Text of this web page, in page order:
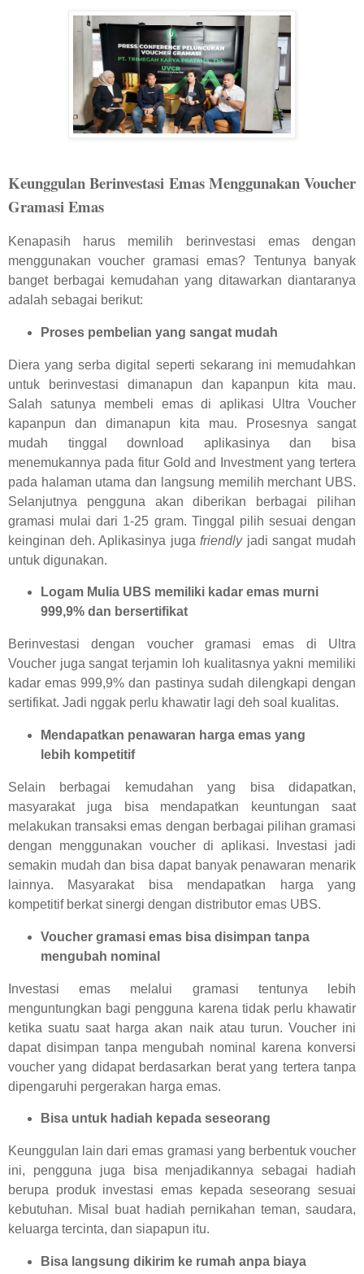
Keunggulan Berinvestasi Emas Menggunakan Voucher
Gramasi Emas
Kenapasih harus memilih berinvestasi emas dengan
menggunakan voucher gramasi emas? Tentunya banyak
banget berbagai kemudahan yang ditawarkan diantaranya
adalah sebagai berikut:
Proses pembelian yang sangat mudah
Diera yang serba digital seperti sekarang ini memudahkan
untuk berinvestasi dimanapun dan kapanpun kita mau.
Salah satunya membeli emas di aplikasi Ultra Voucher
kapanpun dan dimanapun kita mau. Prosesnya sangat
mudah tinggal download aplikasinya dan bisa
menemukannya pada fitur Gold and Investment yang tertera
pada halaman utama dan langsung memilih merchant UBS.
Selanjutnya pengguna akan diberikan berbagai pilihan
gramasi mulai dari 1-25 gram. Tinggal pilih sesuai dengan
keinginan deh. Aplikasinya jugafriendlyjadi sangat mudah
untuk digunakan.
Logam Mulia UBS memiliki kadar emas murni
999,9% dan bersertifikat
Berinvestasi dengan voucher gramasi emas di Ultra
Voucher juga sangat terjamin loh kualitasnya yakni memiliki
kadar emas 999,9% dan pastinya sudah dilengkapi dengan
sertifikat. Jadi nggak perlu khawatir lagi deh soal kualitas.
Mendapatkan penawaran harga emas yang
lebih kompetitif
Selain berbagai kemudahan yang bisa didapatkan,
masyarakat juga bisa mendapatkan keuntungan saat
melakukan transaksi emas dengan berbagai pilihan gramasi
dengan menggunakan voucher di aplikasi. Investasi jadi
semakin mudah dan bisa dapat banyak penawaran menarik
lainnya. Masyarakat bisa mendapatkan harga yang
kompetitif berkat sinergi dengan distributor emas UBS.
Voucher gramasi emas bisa disimpan tanpa
mengubah nominal
Investasi emas melalui gramasi tentunya lebih
menguntungkan bagi pengguna karena tidak perlu khawatir
ketika suatu saat harga akan naik atau turun. Voucher ini
dapat disimpan tanpa mengubah nominal karena konversi
voucher yang didapat berdasarkan berat yang tertera tanpa
dipengaruhi pergerakan harga emas.
Bisa untuk hadiah kepada seseorang
Keunggulan lain dari emas gramasi yang berbentuk voucher
ini, pengguna juga bisa menjadikannya sebagai hadiah
berupa produk investasi emas kepada seseorang sesuai
kebutuhan. Misal buat hadiah pernikahan teman, saudara,
keluarga tercinta, dan siapapun itu.
Bisa langsung dikirim ke rumah anpa biaya